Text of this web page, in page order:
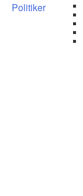
Politiker